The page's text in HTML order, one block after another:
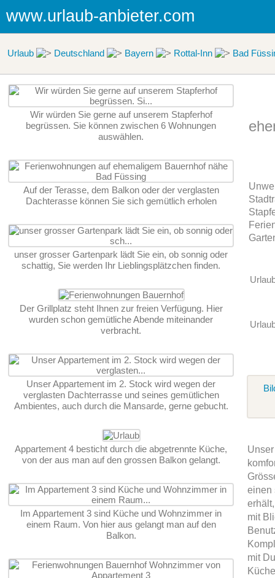
www.urlaub-anbieter.com
Urlaub Deutschland Bayern Rottal-Inn Bad
Wir würden Sie gerne auf unserem Stapferhof
begrüssen. Sie können zwischen 6 Wohnungen
auswählen.
Auf der Terasse, dem Balkon oder der verglasten
Dachterasse können Sie sich gemütlich erholen
unser grosser Gartenpark lädt Sie ein, ob sonnig oder
schattig, Sie werden Ihr Lieblingsplätzchen finden.
Der Grillplatz steht Ihnen zur freien Verfügung. Hier
wurden schon gemütliche Abende miteinander
verbracht.
Unser Appartement im 2. Stock wird wegen der
verglasten Dachterrasse und seines gemütlichen
Ambientes, auch durch die Mansarde, gerne gebucht.
Appartement 4 besticht durch die abgetrennte Küche,
von der aus man auf den grossen Balkon gelangt.
Im Appartement 3 sind Küche und Wohnzimmer in
einem Raum. Von hier aus gelangt man auf den
Balkon.
einen
mit
mit